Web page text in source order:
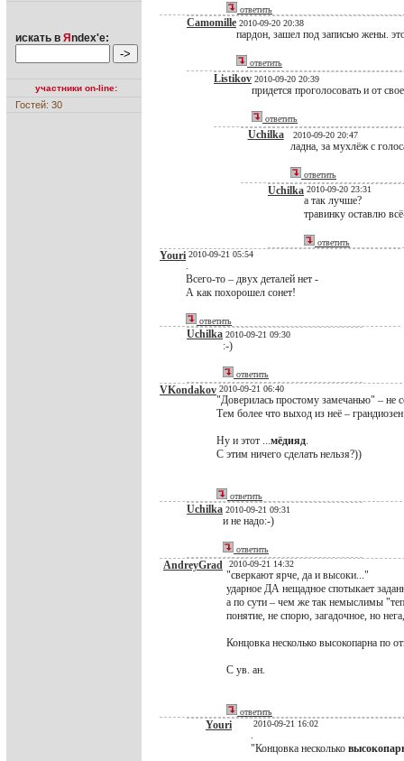
искать в Я ndex'е:
участники on-line:
Гостей: 30
ответить
Camomille 2010-09-20 20:38
пардон, зашел под записью жены.
ответить
Listikov 2010-09-20 20:39
придется проголосовать и от
ответить
Uchilka 2010-09-20 20:47
ладна, за мухлёж с
ответить
Uchilka 2010-09-20 23:31
а так лучше?
травинку оставлю
ответить
Youri 2010-09-21 05:54
.
Всего-то – двух деталей нет -
А как похорошел сонет!
ответить
Uchilka 2010-09-21 09:30
:-)
ответить
VKondakov 2010-09-21 06:40
"Доверилась простому замечанью" – не
Тем более что выход из неё –
Ну и этот ...мёдияд.
С этим ничего сделать нельзя?))
ответить
Uchilka 2010-09-21 09:31
и не надо:-)
ответить
AndreyGrad 2010-09-21 14:32
"сверкают ярче, да и высоки..."
ударное ДА нещадное спотыкает
а по сути – чем же так немыслимы
понятие, не спорю, загадочное, но
Концовка несколько высокопарна по
С ув. ан.
ответить
Youri 2010-09-21 16:02
.
"Концовка несколько